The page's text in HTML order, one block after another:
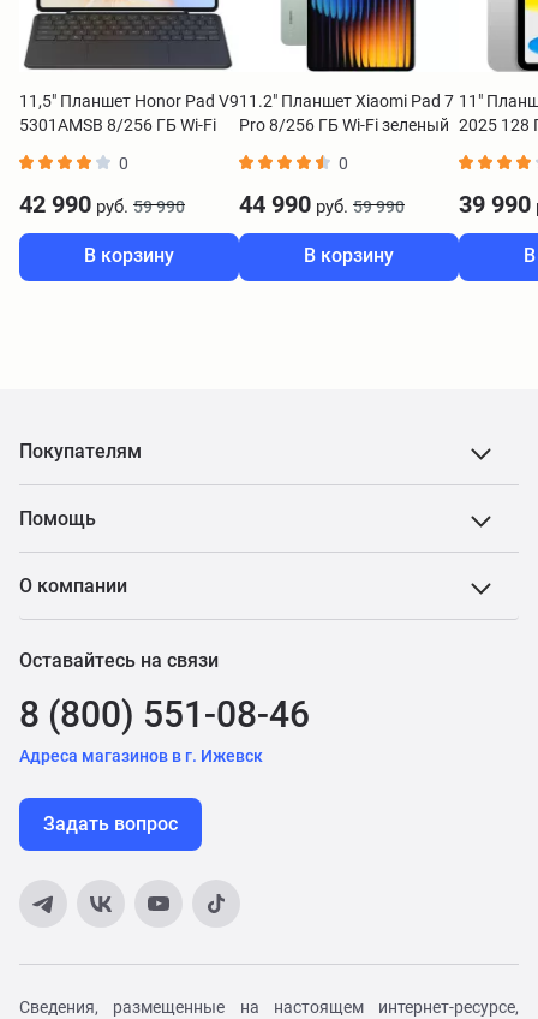
11,5" Планшет Honor Pad V9
5301AMSB 8/256 ГБ Wi-Fi
0
42 990 руб. 59 990
В корзину
11.2" Планшет Xiaomi Pad 7
Pro 8/256 ГБ Wi-Fi зеленый
0
44 990 руб. 59 990
В корзину
11"
2025 128
39 990
Покупателям
Помощь
О компании
Оставайтесь на связи
8 (800) 551-08-46
Адреса магазинов в г. Ижевск
Задать вопрос
Сведения, размещенные на настоящем интернет-ресурсе,